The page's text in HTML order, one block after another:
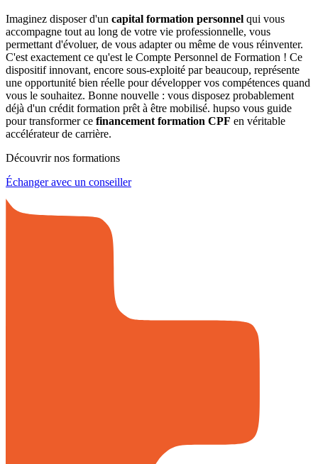
Imaginez disposer d'un capital formation personnel qui vous
accompagne tout au long de votre vie professionnelle, vous
permettant d'évoluer, de vous adapter ou même de vous réinventer.
C'est exactement ce qu'est le Compte Personnel de Formation ! Ce
dispositif innovant, encore sous-exploité par beaucoup, représente
une opportunité bien réelle pour développer vos compétences quand
vous le souhaitez. Bonne nouvelle : vous disposez probablement
déjà d'un crédit formation prêt à être mobilisé. hupso vous guide
pour transformer ce financement formation CPF en véritable
accélérateur de carrière.
Découvrir nos formations
Échanger avec un conseiller